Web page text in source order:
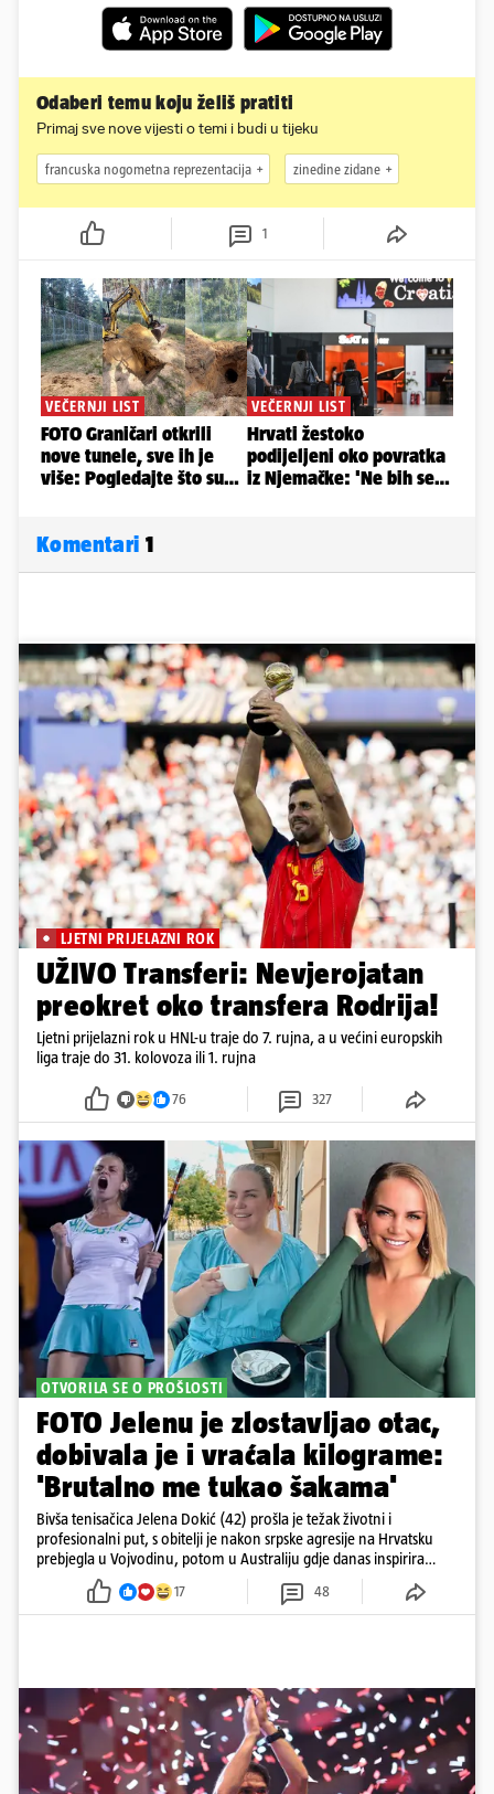
Odaberi temu koju želiš pratiti
Primaj sve nove vijesti o temi i budi u tijeku
francuska nogometna reprezentacija zinedine zidane
1
Komentari 1
LJETNI PRIJELAZNI ROK
UŽIVO Transferi: Nevjerojatan
preokret oko transfera Rodrija!
Ljetni prijelazni rok u HNL-u traje do 7. rujna, a u većini europskih
liga traje do 31. kolovoza ili 1. rujna
76 327
OTVORILA SE O PROŠLOSTI
FOTO Jelenu je zlostavljao otac,
dobivala je i vraćala kilograme:
'Brutalno me tukao šakama'
Bivša tenisačica Jelena Dokić (42) prošla je težak životni i
profesionalni put, s obitelji je nakon srpske agresije na Hrvatsku
prebjegla u Vojvodinu, potom u Australiju gdje danas inspirira
17 48